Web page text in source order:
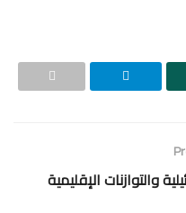
والتوازنات الإقليمية